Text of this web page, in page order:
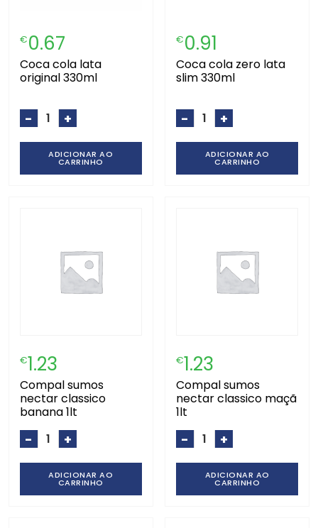
€0.67
coca cola lata
original 330ml
- +
ADICIONAR AO
CARRINHO
€0.91
coca cola zero lata
slim 330ml
- +
ADICIONAR AO
CARRINHO
€1.23
compal sumos
nectar classico
banana 1lt
- +
ADICIONAR AO
CARRINHO
€1.23
compal sumos
nectar classico maçã
1lt
- +
ADICIONAR AO
CARRINHO